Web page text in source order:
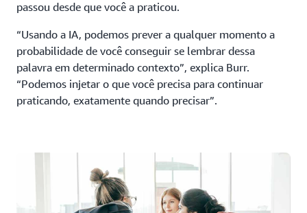
passou desde que você a praticou.
“Usando a IA, podemos prever a qualquer momento a
probabilidade de você conseguir se lembrar dessa
palavra em determinado contexto”, explica Burr.
“Podemos injetar o que você precisa para continuar
praticando, exatamente quando precisar”.